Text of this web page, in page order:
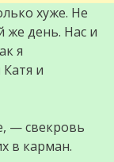
хуже. Не
же день. Нас и
я
и
— свекровь
в карман.